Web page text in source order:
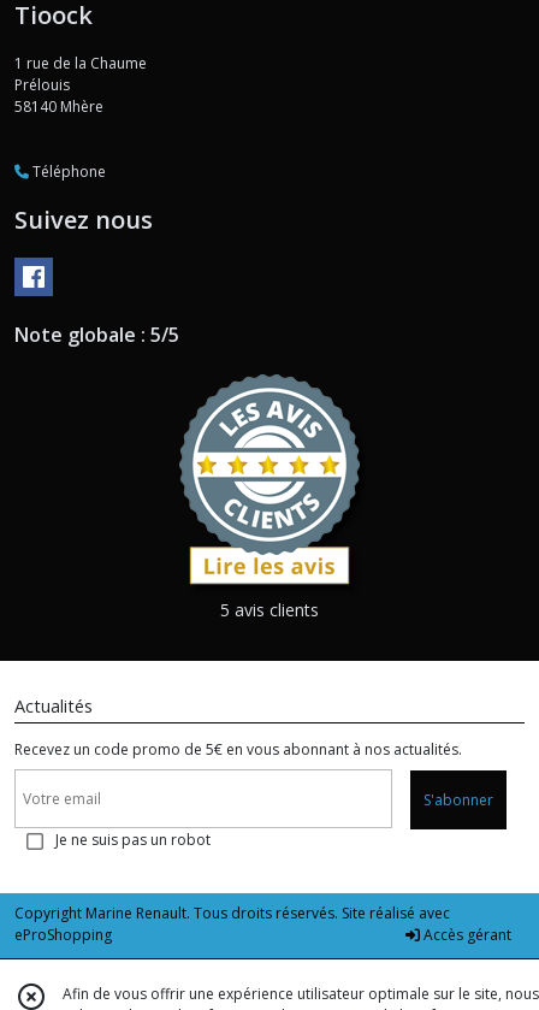
Tioock
1 rue de la Chaume
Prélouis
58140 Mhère
Téléphone
Suivez nous
Note globale : 5/5
5 avis clients
Actualités
Recevez un code promo de 5€ en vous abonnant à nos actualités.
S'abonner
Je ne suis pas un robot
Copyright Marine Renault. Tous droits réservés. Site réalisé avec
eProShopping
Accès gérant
Afin de vous offrir une expérience utilisateur optimale sur le site, nous